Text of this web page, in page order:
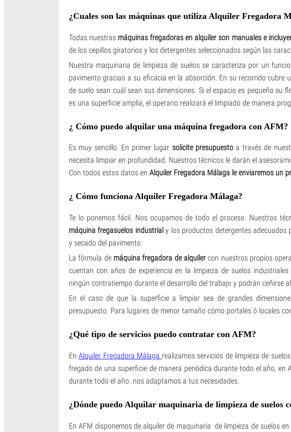
¿Cuales son las máquinas que utiliza Alquiler Fregadora
Todas nuestras máquinas fregadoras en alquiler son manuales e
de los cepillos giratorios y los detergentes seleccionados según las
Nuestra maquinaria de limpieza de suelos se caracteriza por un
pavimento gracias a su eficacia en la absorción. En su recorrido
de suelo sean cuál sean sus dimensiones. Si el espacio es pequeño
es una superficie amplia, el operario realizará el limpiado de manera
¿ Cómo puedo alquilar una máquina fregadora con AFM?
Es muy sencillo. En primer lugar solicite presupuestoa través de
necesita limpiar en profundidad. Nuestros técnicos le darán el
Con todos estos datos en Alquiler Fregadora Málaga le enviaremos un
¿ Cómo funciona Alquiler Fregadora Málaga?
Te lo ponemos fácil. Nos ocupamos de todo el proceso. Nuestros
máquina fregasuelos industrial y los productos detergentes
y secado del pavimento.
La fórmula de máquina fregadora de alquilercon nuestros propios
cuentan con años de experiencia en la limpieza de suelos
ningún contratiempo durante el desarrollo del trabajo y podrán ceñirse
En el caso de que la superficie a limpiar sea de grandes
presupuesto. Para lugares de menor tamaño cómo portales ó locales
¿Qué tipo de servicios puedo contratar con AFM?
EnAlquiler Fregadora Málaga realizamos servicios de limpieza de
fregado de una superficie de manera periódica durante todo el año,
durante todo el año. nos adaptamos a tus necesidades.
¿Dónde puedo Alquilar maquinaria de limpieza de suelos
En AFM disponemos de alquiler de maquinaria de limpieza de suelos